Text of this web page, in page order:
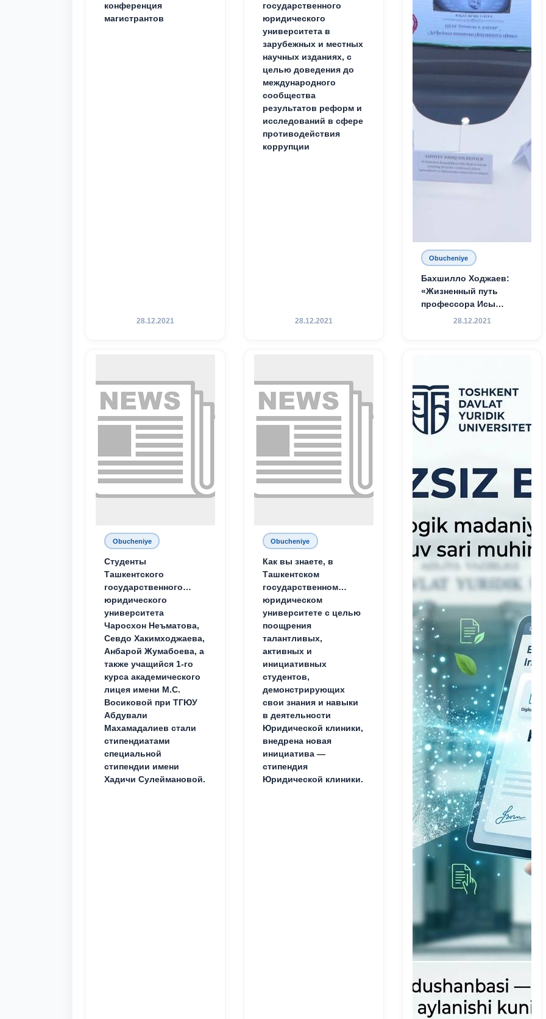
конференция
магистрантов
28.12.2021
государственного
юридического
университета в
зарубежных и местных
научных изданиях, с
целью доведения до
международного
сообщества
результатов реформ и
исследований в сфере
противодействия
коррупции
28.12.2021
Obucheniye
Бахшилло Ходжаев:
«Жизненный путь
профессора Исы
Хамедова — яркий
28.12.2021
Obucheniye
Студенты
Ташкентского
государственного
юридического
университета
Чаросхон Неъматова,
Севдо Хакимходжаева,
Анбарой Жумабоева, а
также учащийся 1-го
курса академического
лицея имени М.С.
Восиковой при ТГЮУ
Абдували
Махамадалиев стали
стипендиатами
специальной
стипендии имени
Хадичи Сулеймановой.
Obucheniye
Как вы знаете, в
Ташкентском
государственном
юридическом
университете с целью
поощрения
талантливых,
активных и
инициативных
студентов,
демонстрирующих
свои знания и навыки
в деятельности
Юридической клиники,
внедрена новая
инициатива —
стипендия
Юридической клиники.